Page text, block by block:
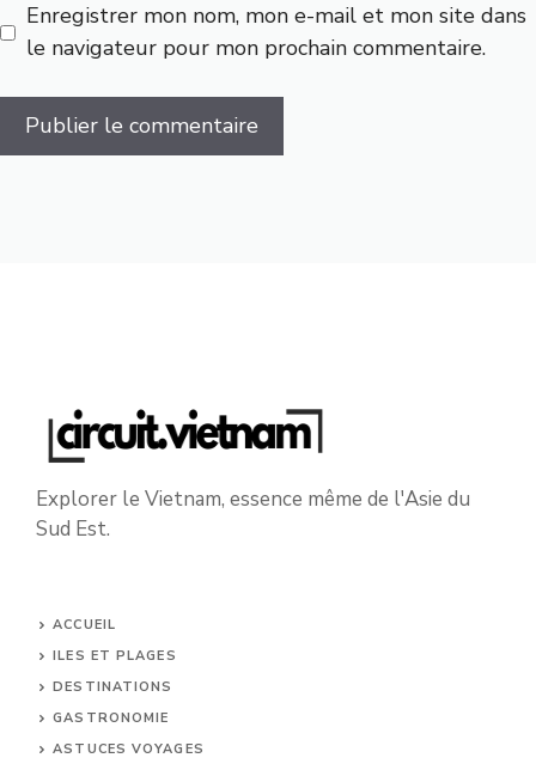
Enregistrer mon nom, mon e-mail et mon site dans
le navigateur pour mon prochain commentaire.
Explorer le Vietnam, essence même de l'Asie du
Sud Est.
ACCUEIL
ILES ET PLAGES
DESTINATIONS
GASTRONOMIE
ASTUCES VOYAGES